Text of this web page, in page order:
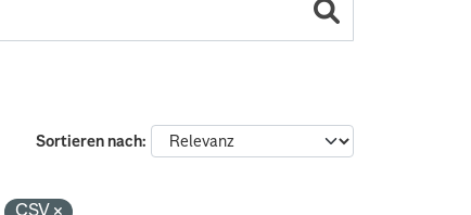
Sortieren nach
CSV